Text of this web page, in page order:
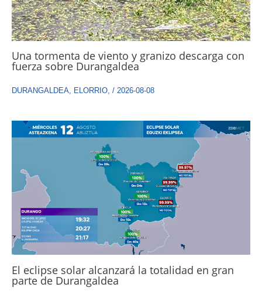
Una tormenta de viento y granizo descarga con
fuerza sobre Durangaldea
DURANGALDEA, ELORRIO, / 2026-08-08
El eclipse solar alcanzará la totalidad en gran
parte de Durangaldea